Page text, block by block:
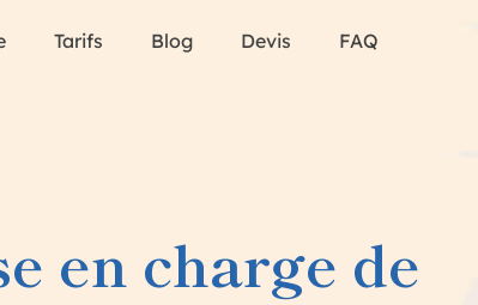
Tarifs Blog Devis FAQ
en charge de